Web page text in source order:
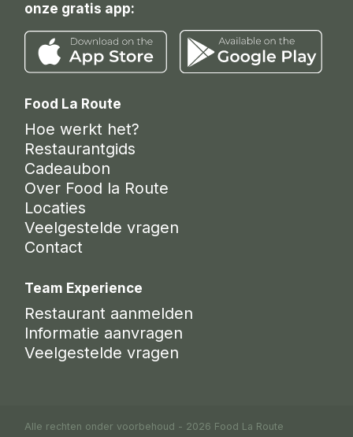
onze gratis app:
Food La Route
Hoe werkt het?
Restaurantgids
Cadeaubon
Over Food la Route
Locaties
Veelgestelde vragen
Contact
Team Experience
Restaurant aanmelden
Informatie aanvragen
Veelgestelde vragen
Alle rechten onder voorbehoud - 2026 Food La Route